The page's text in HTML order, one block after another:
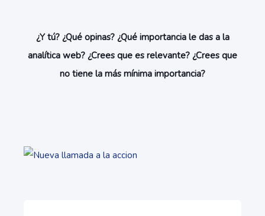
¿Y tú? ¿Qué opinas? ¿Qué importancia le das a la
analítica web? ¿Crees que es relevante? ¿Crees que
no tiene la más mínima importancia?